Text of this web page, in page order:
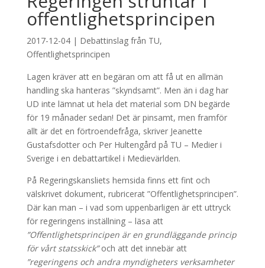
offentlighetsprincipen
2017-12-04| Debattinslag från TU,
Offentlighetsprincipen
Lagen kräver att en begäran om att få ut en allmän
handling ska hanteras ”skyndsamt”. Men än i dag har
UD inte lämnat ut hela det material som DN begärde
för 19 månader sedan! Det är pinsamt, men framför
allt är det en förtroendefråga, skriver Jeanette
Gustafsdotter och Per Hultengård på TU – Medier i
Sverige i en debattartikel i Medievärlden.
På Regeringskansliets hemsida finns ett fint och
välskrivet dokument, rubricerat ”Offentlighetsprincipen”.
Där kan man – i vad som uppenbarligen är ett uttryck
för regeringens inställning – läsa att
”Offentlighetsprincipen är en grundläggande princip
för vårt statsskick”och att det innebär att
”regeringens och andra myndigheters verksamheter